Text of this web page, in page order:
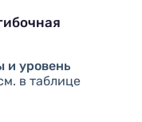
и уровень
в таблице